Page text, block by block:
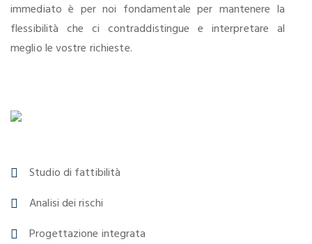
immediato è per noi fondamentale per mantenere la
flessibilità che ci contraddistingue e interpretare al
meglio le vostre richieste.
Studio di fattibilità
Analisi dei rischi
Progettazione integrata